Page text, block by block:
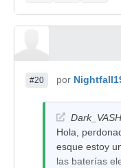
#20 por
Hola,
esque estoy
las baterías